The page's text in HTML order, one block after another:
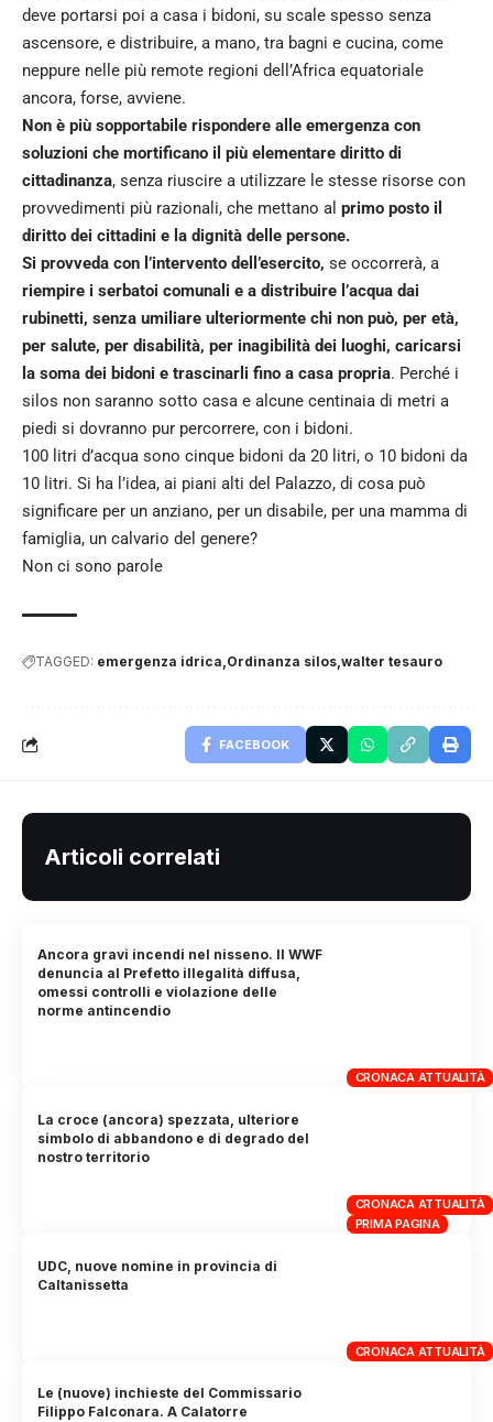
deve portarsi poi a casa i bidoni, su scale spesso senza
ascensore, e distribuire, a mano, tra bagni e cucina, come
neppure nelle più remote regioni dell’Africa equatoriale
ancora, forse, avviene.
Non è più sopportabile rispondere alle emergenza con
soluzioni che mortificano il più elementare diritto di
cittadinanza, senza riuscire a utilizzare le stesse risorse con
provvedimenti più razionali, che mettano al primo posto il
diritto dei cittadini e la dignità delle persone.
Si provveda con l’intervento dell’esercito, se occorrerà, a
riempire i serbatoi comunali e a distribuire l’acqua dai
rubinetti, senza umiliare ulteriormente chi non può, per età,
per salute, per disabilità, per inagibilità dei luoghi, caricarsi
la soma dei bidoni e trascinarli fino a casa propria. Perché i
silos non saranno sotto casa e alcune centinaia di metri a
piedi si dovranno pur percorrere, con i bidoni.
100 litri d’acqua sono cinque bidoni da 20 litri, o 10 bidoni da
10 litri. Si ha l’idea, ai piani alti del Palazzo, di cosa può
significare per un anziano, per un disabile, per una mamma di
famiglia, un calvario del genere?
Non ci sono parole
TAGGED: emergenza idrica Ordinanza silos walter tesauro
FACEBOOK
Articoli correlati
CRONACA ATTUALITÀ
Ancora gravi incendi nel nisseno. Il WWF
denuncia al Prefetto illegalità diffusa,
omessi controlli e violazione delle
norme antincendio
CRONACA ATTUALITÀ
PRIMA PAGINA
La croce (ancora) spezzata, ulteriore
simbolo di abbandono e di degrado del
nostro territorio
CRONACA ATTUALITÀ
UDC, nuove nomine in provincia di
Caltanissetta
Le (nuove) inchieste del Commissario
Filippo Falconara. A Calatorre